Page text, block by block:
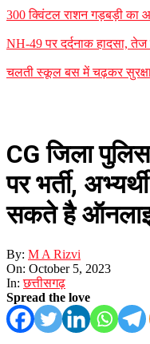
300 क्विंटल राशन गड़बड़ी का
NH-49 पर दर्दनाक हादसा, तेज
चलती स्कूल बस में चढ़कर सुरक्षा
CG जिला
पर भर्ती,
सकते है
By: M A Rizvi
On: October 5, 2023
In: छत्तीसगढ़
Spread the love